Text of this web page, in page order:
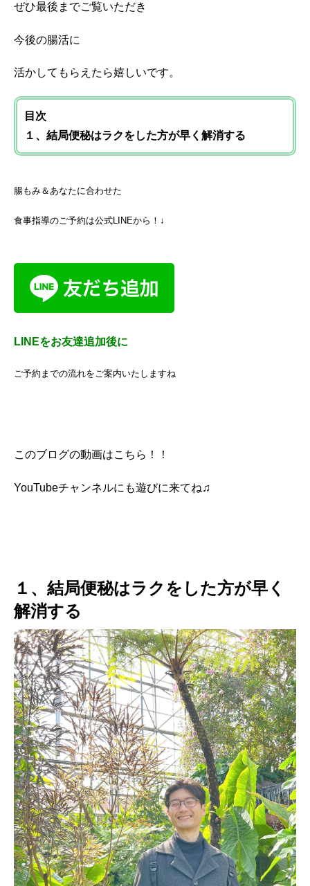
ぜひ最後までご覧いただき
今後の腸活に
活かしてもらえたら嬉しいです。
目次
１、結局便秘はラクをした方が早く解消する
腸もみ＆あなたに合わせた
食事指導のご予約は公式LINEから！↓
LINEをお友達追加後に
ご予約までの流れをご案内いたしますね
このブログの動画はこちら！！
YouTubeチャンネルにも遊びに来てね♫
１、結局便秘はラクをした方が早く
解消する